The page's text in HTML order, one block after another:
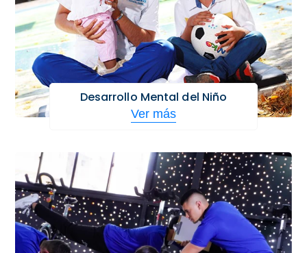
Desarrollo Mental del Niño
Ver más